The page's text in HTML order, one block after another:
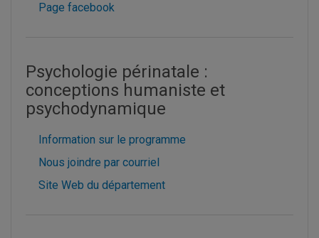
Page facebook
Psychologie périnatale :
conceptions humaniste et
psychodynamique
Information sur le programme
Nous joindre par courriel
Site Web du département